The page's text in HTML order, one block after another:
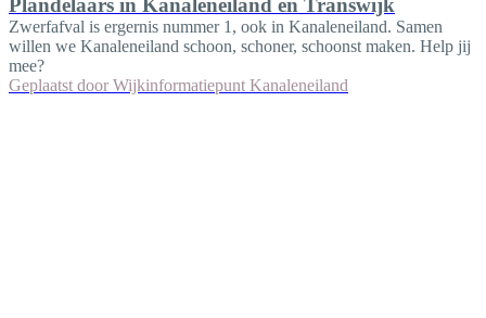
Plandelaars in Kanaleneiland en Transwijk
Zwerfafval is ergernis nummer 1, ook in Kanaleneiland. Samen
willen we Kanaleneiland schoon, schoner, schoonst maken. Help jij
mee?
Geplaatst door Wijkinformatiepunt Kanaleneiland